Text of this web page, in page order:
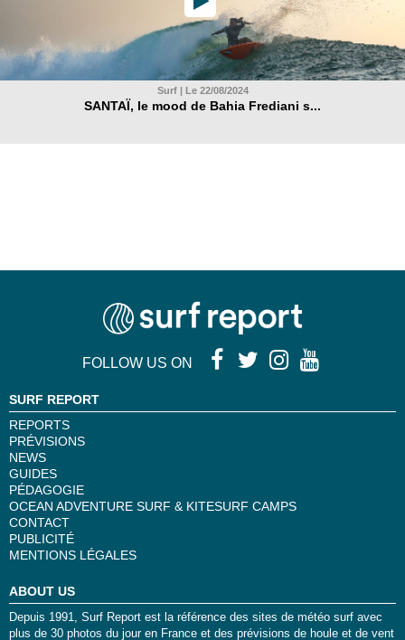
Surf | Le 22/08/2024
SANTAÏ, le mood de Bahia Frediani s...
FOLLOW US ON
SURF REPORT
REPORTS
PRÉVISIONS
NEWS
GUIDES
PÉDAGOGIE
OCEAN ADVENTURE SURF & KITESURF CAMPS
CONTACT
PUBLICITÉ
MENTIONS LÉGALES
ABOUT US
Depuis 1991, Surf Report est la référence des sites de météo surf avec
plus de 30 photos du jour en France et des prévisions de houle et de vent